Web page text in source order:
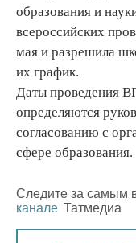
образования и
всероссийских
мая и разрешила
их график.
Даты проведения
определяются
согласованию с
сфере образования.
Следите за самым
канале Татмедиа